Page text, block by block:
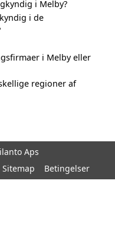
i Melby?
i de
i Melby eller
regioner af
Aps
Sitemap Betingelser